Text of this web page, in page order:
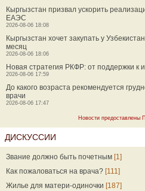
Кыргызстан призвал ускорить
ЕАЭС
2026-08-06 18:08
Кыргызстан хочет закупать у
месяц
2026-08-06 18:06
Новая стратегия РКФР: от поддержки к
2026-08-06 17:59
До какого возраста рекомендуется
врачи
2026-08-06 17:47
Новости предоставлены
ДИСКУССИИ
Звание должно быть почетным [1]
Как пожаловаться на врача? [111]
Жилье для матери-одиночки [187]